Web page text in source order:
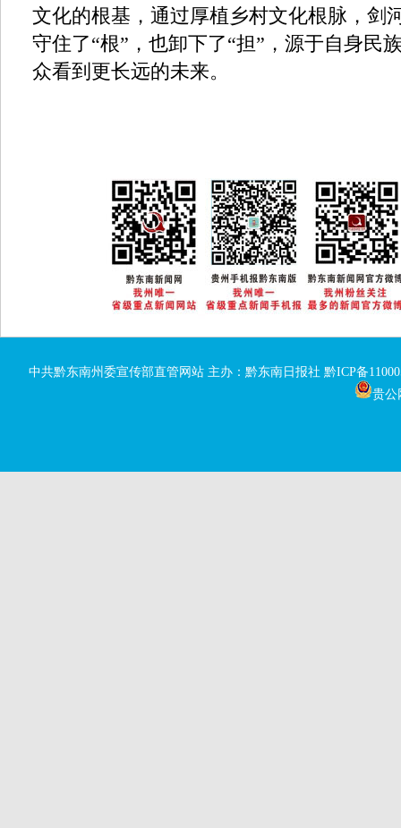
文化的根基，通过厚植乡村文化根脉，剑
守住了“根”，也卸下了“担”，源于自身民
众看到更长远的未来。
中共黔东南州委宣传部直管网站 主办：黔东南日报社 黔ICP备
贵公